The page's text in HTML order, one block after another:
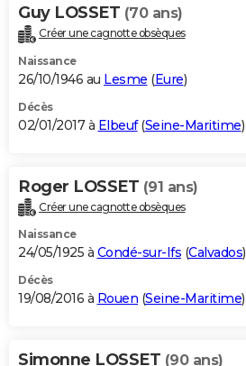
Guy LOSSET (70 ans)
Créer une cagnotte obsèques
Naissance
26/10/1946 au Lesme (Eure)
Décès
02/01/2017 à Elbeuf(Seine-Maritime)
Roger LOSSET (91 ans)
Créer une cagnotte obsèques
Naissance
24/05/1925 à Condé-sur-Ifs (Calvados)
Décès
19/08/2016 à Rouen (Seine-Maritime)
Simonne LOSSET (90 ans)